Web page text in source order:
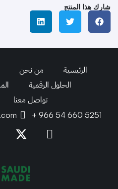
شارك هذا المنتج
الرئيسية من نحن
الحلول الرقمية
تواصل معنا
+ 966 54 660 5251